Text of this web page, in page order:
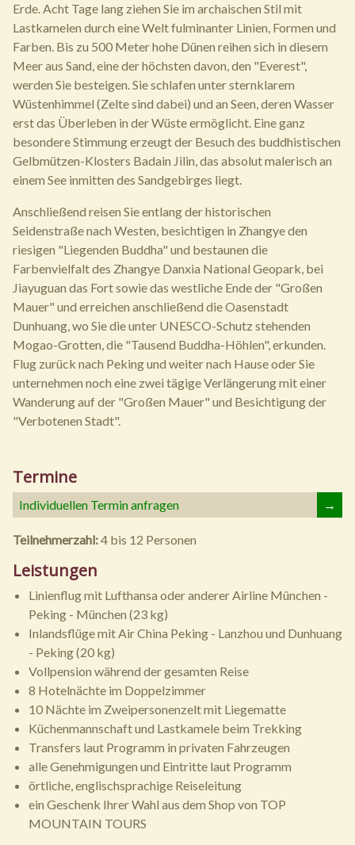
Erde. Acht Tage lang ziehen Sie im archaischen Stil mit
Lastkamelen durch eine Welt fulminanter Linien, Formen und
Farben. Bis zu 500 Meter hohe Dünen reihen sich in diesem
Meer aus Sand, eine der höchsten davon, den "Everest",
werden Sie besteigen. Sie schlafen unter sternklarem
Wüstenhimmel (Zelte sind dabei) und an Seen, deren Wasser
erst das Überleben in der Wüste ermöglicht. Eine ganz
besondere Stimmung erzeugt der Besuch des buddhistischen
Gelbmützen-Klosters Badain Jilin, das absolut malerisch an
einem See inmitten des Sandgebirges liegt.
Anschließend reisen Sie entlang der historischen
Seidenstraße nach Westen, besichtigen in Zhangye den
riesigen "Liegenden Buddha" und bestaunen die
Farbenvielfalt des Zhangye Danxia National Geopark, bei
Jiayuguan das Fort sowie das westliche Ende der "Großen
Mauer" und erreichen anschließend die Oasenstadt
Dunhuang, wo Sie die unter UNESCO-Schutz stehenden
Mogao-Grotten, die "Tausend Buddha-Höhlen", erkunden.
Flug zurück nach Peking und weiter nach Hause oder Sie
unternehmen noch eine zwei tägige Verlängerung mit einer
Wanderung auf der "Großen Mauer" und Besichtigung der
"Verbotenen Stadt".
Termine
Individuellen Termin anfragen →
Teilnehmerzahl:4 bis 12 Personen
Leistungen
Linienflug mit Lufthansa oder anderer Airline München -
Peking - München (23 kg)
Inlandsflüge mit Air China Peking - Lanzhou und Dunhuang
- Peking (20 kg)
Vollpension während der gesamten Reise
8 Hotelnächte im Doppelzimmer
10 Nächte im Zweipersonenzelt mit Liegematte
Küchenmannschaft und Lastkamele beim Trekking
Transfers laut Programm in privaten Fahrzeugen
alle Genehmigungen und Eintritte laut Programm
örtliche, englischsprachige Reiseleitung
ein Geschenk Ihrer Wahl aus dem Shop von TOP
MOUNTAIN TOURS